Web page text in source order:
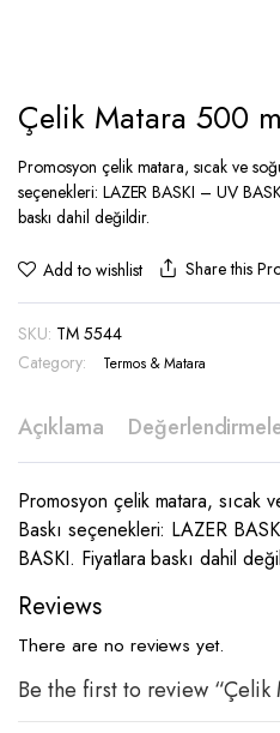
Çelik Matara 500
Promosyon çelik matara, sıcak ve
seçenekleri: LAZER BASKI – UV
baskı dahil değildir.
Add to wishlist Share this
SKU: TM 5544
Category:
Termos & Matara
Açıklama
Promosyon çelik matara, sıcak
Baskı seçenekleri: LAZER
BASKI. Fiyatlara baskı dahil
Reviews
There are no reviews yet.
Be the first to review “Çelik